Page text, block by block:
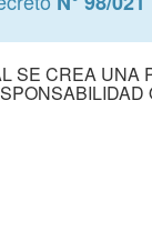
SE CREA